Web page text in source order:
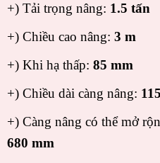
+) Tải trọng nâng: 1.5 tấn
+) Chiều cao nâng: 3 m
+) Khi hạ thấp: 85 mm
+) Chiều dài càng nâng:
+) Càng nâng có thể mở
680 mm